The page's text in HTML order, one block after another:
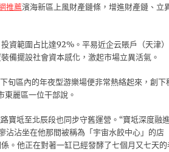
推薦濱海新區上風財產鏈條，增進財產鏈、立
資範圍占比達92%。平易近企云賬戶（天津）
備擺設社會資本感化，激起市場立異活氣。
旬區內的年夜型游樂場便非常熱絡起來，創下
麗區一位干部說。
寶坻至北辰段也同步守舊運營。“寶坻深度融
沾沾坐在他那間被稱為「宇宙水餃中心」的店
。他正在對著一缸已經發酵了七個月又七天的